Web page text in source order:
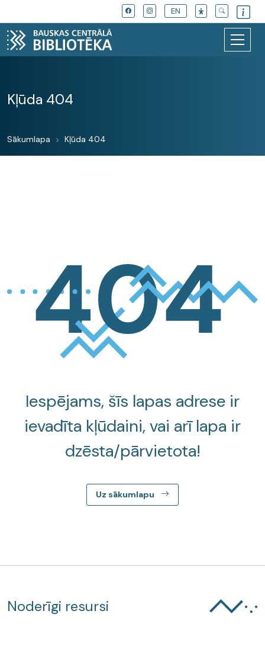
EN
Kļūda 404
Sākumlapa Kļūda 404
Iespējams, šīs lapas adrese ir
ievadīta kļūdaini, vai arī lapa ir
dzēsta/pārvietota!
Uz sākumlapu
Noderīgi resursi